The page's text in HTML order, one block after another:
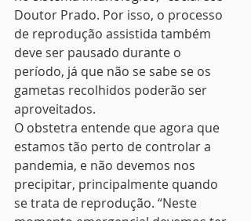
Doutor Prado. Por isso, o processo
de reprodução assistida também
deve ser pausado durante o
período, já que não se sabe se os
gametas recolhidos poderão ser
aproveitados.
O obstetra entende que agora que
estamos tão perto de controlar a
pandemia, e não devemos nos
precipitar, principalmente quando
se trata de reprodução. “Neste